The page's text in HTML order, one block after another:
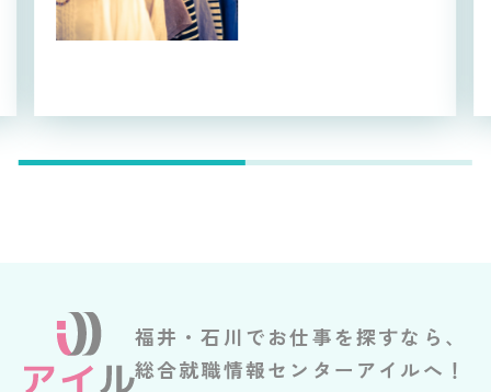
福井・石川でお仕事を探すなら、
総合就職情報センターアイルへ！